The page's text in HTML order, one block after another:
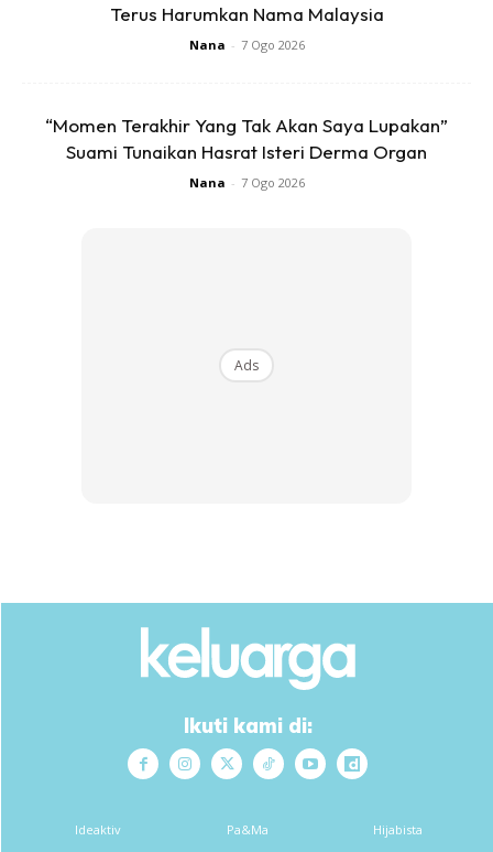
Dalam pada itu, menerusi komen di facebook Fedtri Yahya,
Terus Harumkan Nama Malaysia
Nana - 7 Ogo 2026
“Momen Terakhir Yang Tak Akan Saya Lupakan”
Suami Tunaikan Hasrat Isteri Derma Organ
Nana - 7 Ogo 2026
Ads
Ikuti kami di:
Ideaktiv Pa&Ma Hijabista